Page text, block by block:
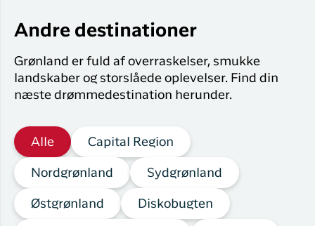
Andre destinationer
Grønland er fuld af overraskelser, smukke
landskaber og storslåede oplevelser. Find din
næste drømmedestination herunder.
Alle Capital Region
Nordgrønland Sydgrønland
Østgrønland Diskobugten